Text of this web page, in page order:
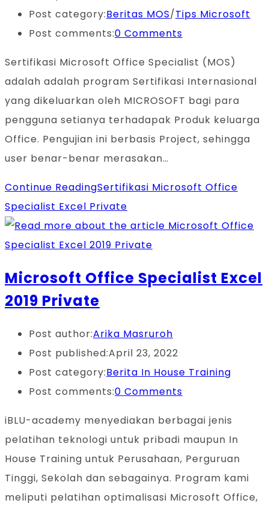
Post category:Beritas MOS/Tips Microsoft
Post comments:0 Comments
Sertifikasi Microsoft Office Specialist (MOS)
adalah adalah program Sertifikasi Internasional
yang dikeluarkan oleh MICROSOFT bagi para
pengguna setianya terhadapak Produk keluarga
Office. Pengujian ini berbasis Project, sehingga
user benar-benar merasakan…
Continue ReadingSertifikasi Microsoft Office
Specialist Excel Private
Microsoft Office Specialist Excel
2019 Private
Post author:Arika Masruroh
Post published:April 23, 2022
Post category:Berita In House Training
Post comments:0 Comments
iBLU-academy menyediakan berbagai jenis
pelatihan teknologi untuk pribadi maupun In
House Training untuk Perusahaan, Perguruan
Tinggi, Sekolah dan sebagainya. Program kami
meliputi pelatihan optimalisasi Microsoft Office,